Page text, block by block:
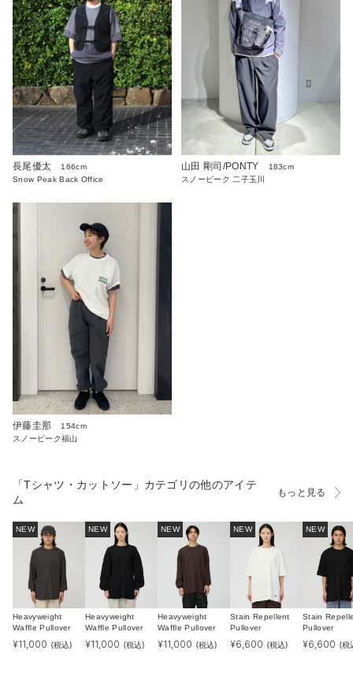
長尾優太
166cm
Snow Peak Back Office
山田 剛司/PONTY
183cm
スノーピーク 二子玉川
伊藤圭那
154cm
スノーピーク福山
「Tシャツ・カットソー」カテゴリの他のアイテ
ム
もっと見る
NEW
Heavyweight
Waffle Pullover
¥11,000 (税込)
NEW
Heavyweight
Waffle Pullover
¥11,000 (税込)
NEW
Heavyweight
Waffle Pullover
¥11,000 (税込)
NEW
Stain Repellent
Pullover
¥6,600 (税込)
NEW
Stain
Pullover
¥6,600 (税